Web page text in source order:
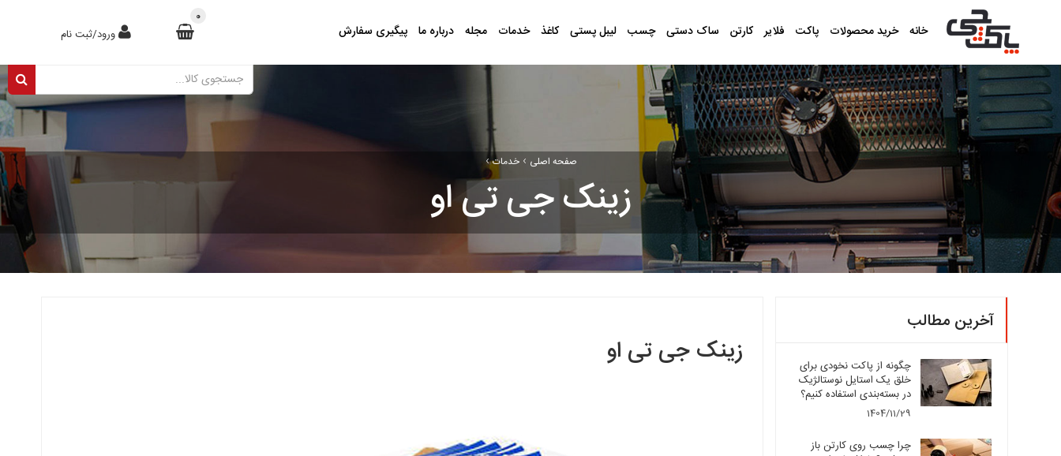
خانه خرید محصولات پاکت فلایر کارتن ساک دستی چسب لیبل پستی کاغذ خدمات مجله درباره ما پیگیری سفارش ورود/ثبت نام
0
صفحه اصلی › خدمات ›
زینک جی تی او
آخرین مطالب
چگونه از پاکت نخودی برای
خلق یک استایل نوستالژیک
در بسته‌بندی استفاده کنیم؟
1404/11/29
چرا چسب روی کارتن باز
زینک جی تی او